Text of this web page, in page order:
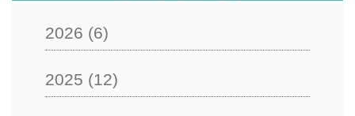
2026 (6)
2025 (12)